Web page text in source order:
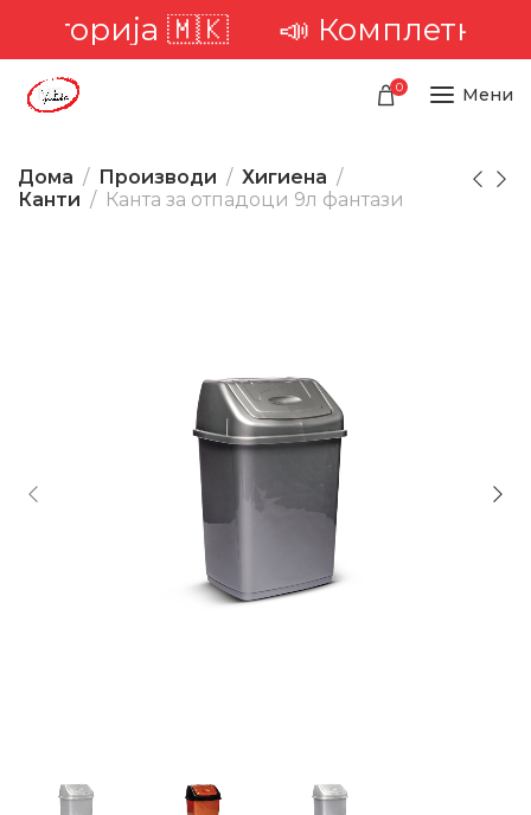
🇲🇰📣 Комплетна
0 Мени
Дома Производи
Хигиена
Канти
Канта за отпадоци 9л фантази